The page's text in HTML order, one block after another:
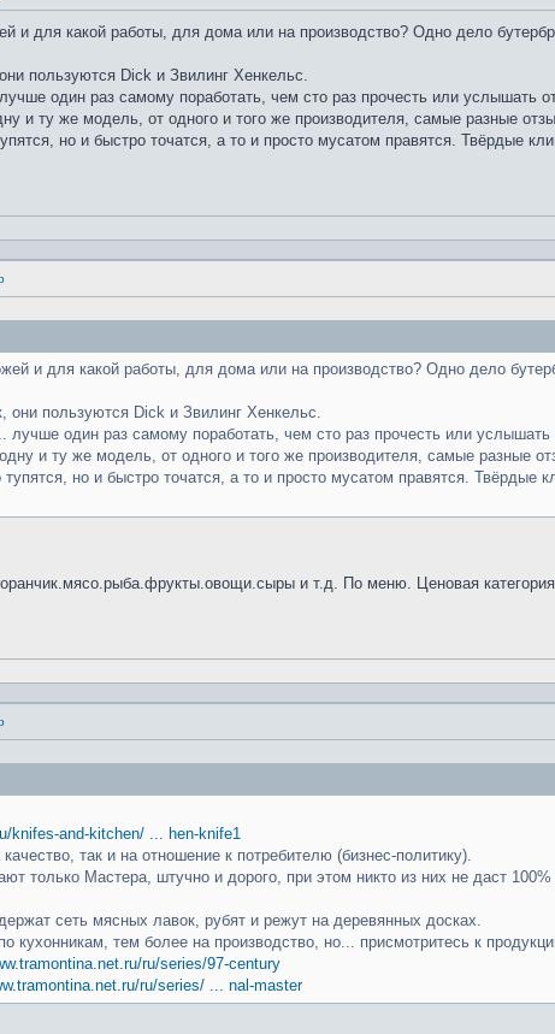
и для какой работы, для дома или на производство? Одно дело
пользуются Dick и Звилинг Хенкельс.
один раз самому поработать, чем сто раз прочесть или услышать
и ту же модель, от одного и того же производителя, самые разные
но и быстро точатся, а то и просто мусатом правятся. Твёрдые
и для какой работы, для дома или на производство? Одно дело
пользуются Dick и Звилинг Хенкельс.
лучше один раз самому поработать, чем сто раз прочесть или услышать
и ту же модель, от одного и того же производителя, самые разные
но и быстро точатся, а то и просто мусатом правятся. Твёрдые
и т.д. По меню. Ценовая
knifes-and-kitchen/ ... hen-knife1
так и на отношение к потребителю (бизнес-политику).
только Мастера, штучно и дорого, при этом никто из них не даст
сеть мясных лавок, рубят и режут на деревянных досках.
кухонникам, тем более на производство, но... присмотритесь к
ru/series/97-century
ru/series/ ... nal-master